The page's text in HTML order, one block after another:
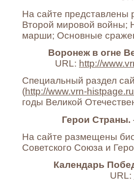
На сайте
Второй мировой войны;
марши; Основные
Воронеж в огне
URL: http://
Специальный раздел
(http://www.vrn-
годы Великой
Герои Страны.
На сайте размещены
Советского Союза и
Календарь
URL: